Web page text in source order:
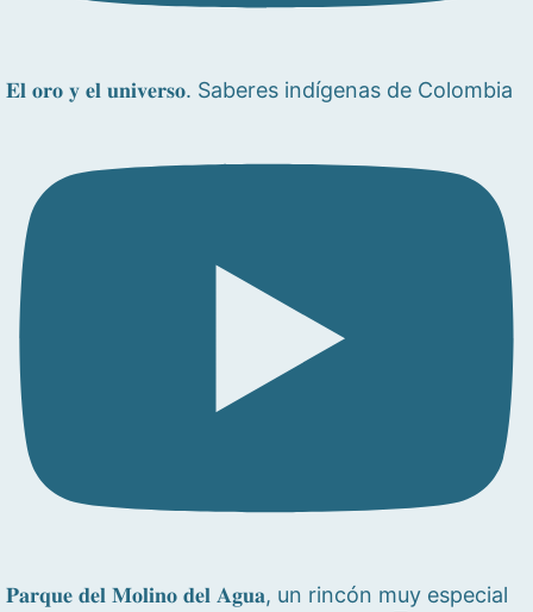
𝐄𝐥 𝐨𝐫𝐨 𝐲 𝐞𝐥 𝐮𝐧𝐢𝐯𝐞𝐫𝐬𝐨. Saberes indígenas de Colombia
𝐏𝐚𝐫𝐪𝐮𝐞 𝐝𝐞𝐥 𝐌𝐨𝐥𝐢𝐧𝐨 𝐝𝐞𝐥 𝐀𝐠𝐮𝐚, un rincón muy especial